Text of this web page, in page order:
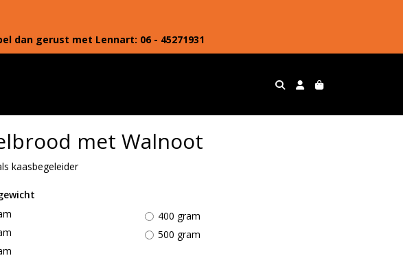
dan gerust met Lennart: 06 - 45271931
met Walnoot
kaasbegeleider
een gewicht
400 gram
500 gram